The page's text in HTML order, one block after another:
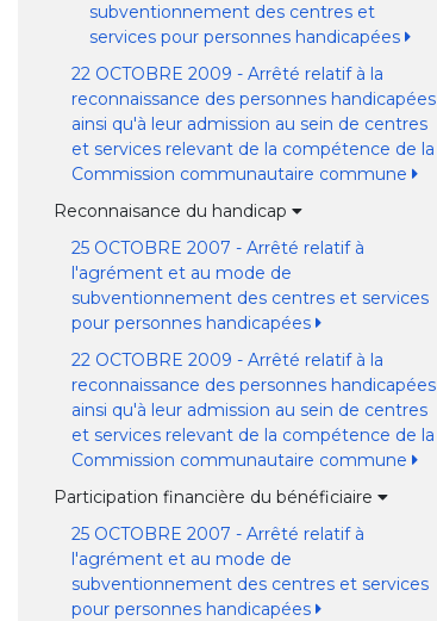
subventionnement des centres et
services pour personnes handicapées
22 OCTOBRE 2009 - Arrêté relatif à la
reconnaissance des personnes handicapées
ainsi qu'à leur admission au sein de centres
et services relevant de la compétence de la
Commission communautaire commune
Reconnaisance du handicap
25 OCTOBRE 2007 - Arrêté relatif à
l'agrément et au mode de
subventionnement des centres et services
pour personnes handicapées
22 OCTOBRE 2009 - Arrêté relatif à la
reconnaissance des personnes handicapées
ainsi qu'à leur admission au sein de centres
et services relevant de la compétence de la
Commission communautaire commune
Participation financière du bénéficiaire
25 OCTOBRE 2007 - Arrêté relatif à
l'agrément et au mode de
subventionnement des centres et services
pour personnes handicapées